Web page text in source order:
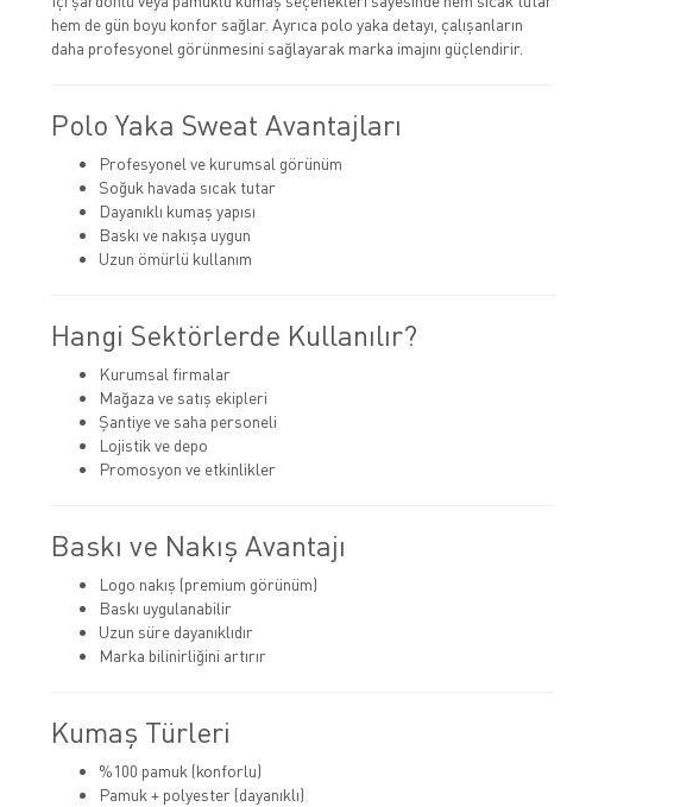
hem de gün boyu konfor sağlar. Ayrıca polo yaka detayı, çalışanların
daha profesyonel görünmesini sağlayarak marka imajını güçlendirir.
Polo Yaka Sweat Avantajları
Profesyonel ve kurumsal görünüm
Soğuk havada sıcak tutar
Dayanıklı kumaş yapısı
Baskı ve nakışa uygun
Uzun ömürlü kullanım
Hangi Sektörlerde Kullanılır?
Kurumsal firmalar
Mağaza ve satış ekipleri
Şantiye ve saha personeli
Lojistik ve depo
Promosyon ve etkinlikler
Baskı ve Nakış Avantajı
Logo nakış (premium görünüm)
Baskı uygulanabilir
Uzun süre dayanıklıdır
Marka bilinirliğini artırır
Kumaş Türleri
%100 pamuk (konforlu)
Pamuk + polyester (dayanıklı)